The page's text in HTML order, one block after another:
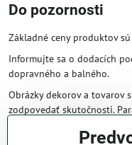
Do pozornosti
Základné ceny produktov
Informujte sa o dodacích
dopravného a balného.
Obrázky dekorov a tovarov
zodpovedať skutočnosti.